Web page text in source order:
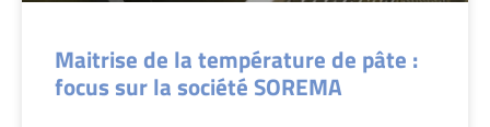
Maitrise de la température de pâte :
focus sur la société SOREMA